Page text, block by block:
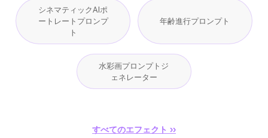
シネマティックAIポ
ートレートプロンプ
ト
年齢進行プロンプト
水彩画プロンプトジ
ェネレーター
すべてのエフェクト ››